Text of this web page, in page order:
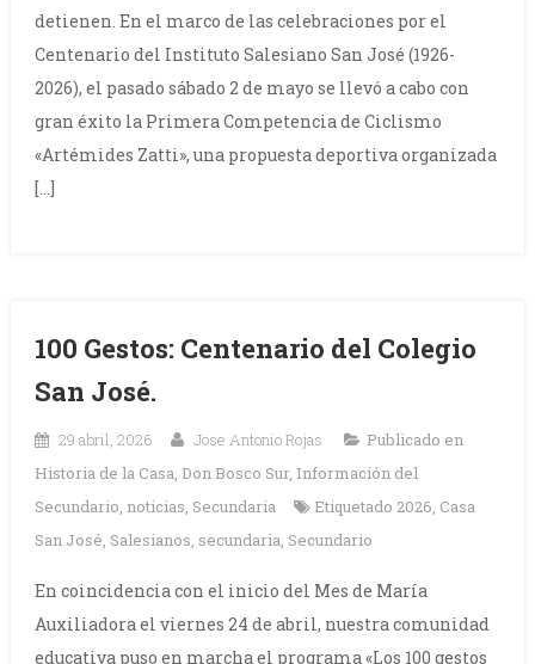
detienen. En el marco de las celebraciones por el
Centenario del Instituto Salesiano San José (1926-
2026), el pasado sábado 2 de mayo se llevó a cabo con
gran éxito la Primera Competencia de Ciclismo
«Artémides Zatti», una propuesta deportiva organizada
[…]
100 Gestos: Centenario del Colegio
San José.
29 abril, 2026 Jose Antonio Rojas
Publicado en
Historia de la Casa, Don Bosco Sur, Información del
Secundario, noticias, Secundaria Etiquetado 2026, Casa
San José, Salesianos, secundaria, Secundario
En coincidencia con el inicio del Mes de María
Auxiliadora el viernes 24 de abril, nuestra comunidad
educativa puso en marcha el programa «Los 100 gestos